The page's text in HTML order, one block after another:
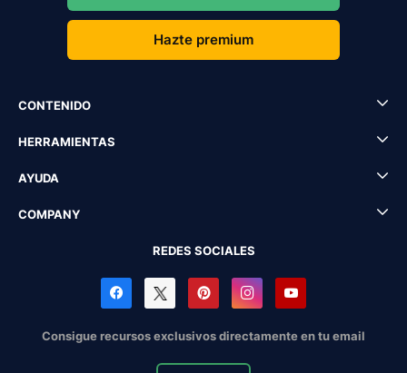
Hazte premium
CONTENIDO
HERRAMIENTAS
AYUDA
COMPANY
REDES SOCIALES
Consigue recursos exclusivos directamente en tu email